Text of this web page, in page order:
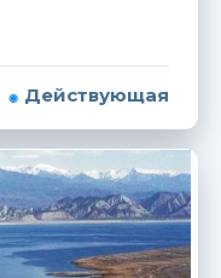
Действующая